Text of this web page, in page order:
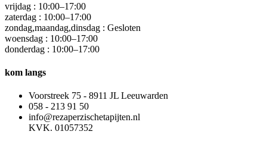
vrijdag : 10:00–17:00
zaterdag : 10:00–17:00
zondag,maandag,dinsdag : Gesloten
woensdag : 10:00–17:00
donderdag : 10:00–17:00
kom langs
Voorstreek 75 - 8911 JL Leeuwarden
058 - 213 91 50
info@rezaperzischetapijten.nl
KVK. 01057352